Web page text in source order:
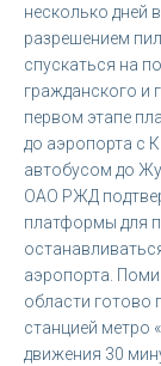
несколько дней
разрешением
спускаться на
гражданского и
первом этапе
до аэропорта с
автобусом до
ОАО РЖД
платформы для
аэропорта.
области готово
станцией метро
движения 30